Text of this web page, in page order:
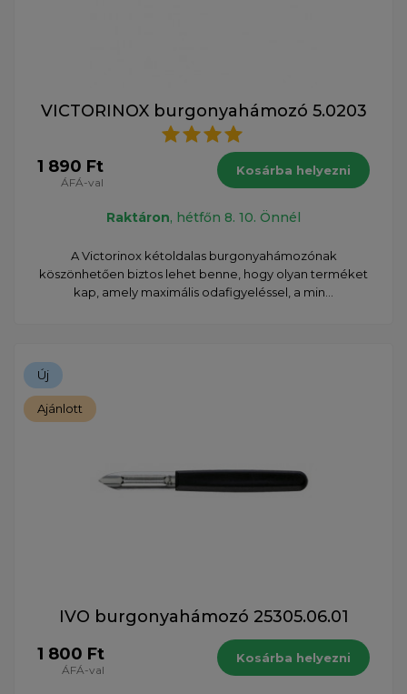
VICTORINOX burgonyahámozó 5.0203
1 890 Ft
ÁFÁ-val
Kosárba helyezni
Raktáron, hétfőn 8. 10. Önnél
A Victorinox kétoldalas burgonyahámozónak
köszönhetően biztos lehet benne, hogy olyan terméket
kap, amely maximális odafigyeléssel, a min...
Új
Ajánlott
IVO burgonyahámozó 25305.06.01
1 800 Ft
ÁFÁ-val
Kosárba helyezni